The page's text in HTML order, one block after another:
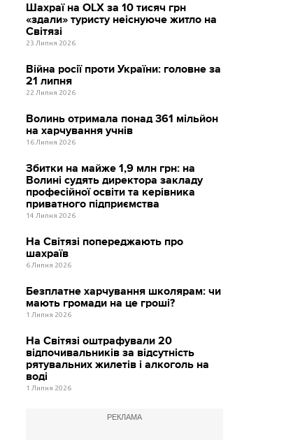
Шахраї на OLX за 10 тисяч грн
«здали» туристу неіснуюче житло на
Світязі
23 Липня 2026
Війна росії проти України: головне за
21 липня
22 Липня 2026
Волинь отримала понад 361 мільйон
на харчування учнів
16 Липня 2026
Збитки на майже 1,9 млн грн: на
Волині судять директора закладу
професійної освіти та керівника
приватного підприємства
14 Липня 2026
На Світязі попереджають про
шахраїв
6 Липня 2026
Безплатне харчування школярам: чи
мають громади на це гроші?
1 Липня 2026
На Світязі оштрафували 20
відпочивальників за відсутність
рятувальних жилетів і алкоголь на
воді
1 Липня 2026
РЕКЛАМА